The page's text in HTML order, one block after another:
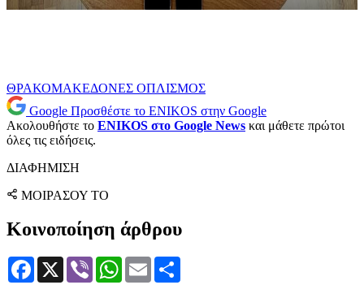
ΘΡΑΚΟΜΑΚΕΔΟΝΕΣ ΟΠΛΙΣΜΟΣ
Google Προσθέστε το ENIKOS στην Google
Ακολουθήστε το ENIKOS στο Google News και μάθετε πρώτοι
όλες τις ειδήσεις.
ΔΙΑΦΗΜΙΣΗ
ΜΟΙΡΑΣΟΥ ΤΟ
Κοινοποίηση άρθρου
Facebook
X Viber WhatsApp
Email